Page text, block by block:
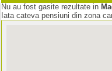
Nu au fost gasite rezultate in
Iata cateva pensiuni din zona